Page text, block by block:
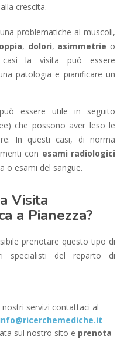
crescita.
problematiche al muscoli,
, dolori, asimmetrie o
la visita può essere
patologia e pianificare un
essere utile in seguito
che possono aver leso le
In questi casi, di norma
con esami radiologici
o esami del sangue.
Visita
a Pianezza?
prenotare questo tipo di
specialisti del reparto di
servizi contattaci al
sul nostro sito e prenota